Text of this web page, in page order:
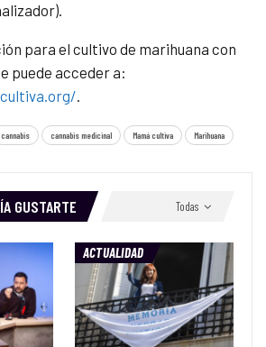
para el cultivo de marihuana con
puede acceder a:
.
cannabis cannabis medicinal Mamá cultiva Marihuana
Todas
GUSTARTE
ACTUALIDAD